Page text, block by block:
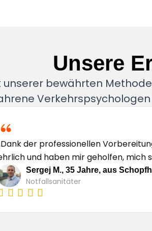
Unsere
unserer bewährten
Verkehrspsychologen
der professionellen
und haben mir geholfen, mich
Sergej M., 35 Jahre, aus
Notfallsanitäter